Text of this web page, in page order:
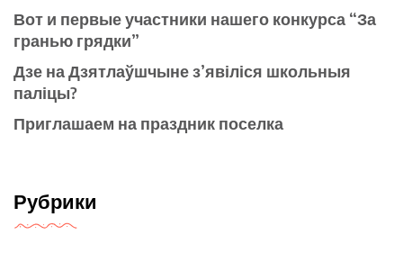
Вот и первые участники нашего конкурса “За
гранью грядки”
Дзе на Дзятлаўшчыне з’явіліся школьныя
паліцы?
Приглашаем на праздник поселка
Рубрики